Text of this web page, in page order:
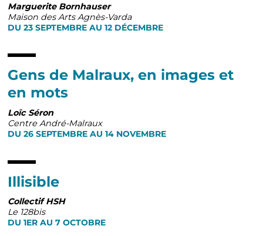
Marguerite Bornhauser
Maison des Arts Agnès-Varda
DU 23 SEPTEMBRE AU 12 DÉCEMBRE
Gens de Malraux, en images et
en mots
Loïc Séron
Centre André-Malraux
DU 26 SEPTEMBRE AU 14 NOVEMBRE
Illisible
Collectif HSH
Le 128bis
DU 1ER AU 7 OCTOBRE